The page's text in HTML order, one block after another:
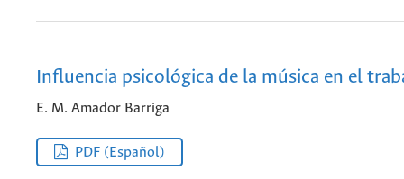
Influencia psicológica de la música en el
E. M. Amador Barriga
PDF (Español)